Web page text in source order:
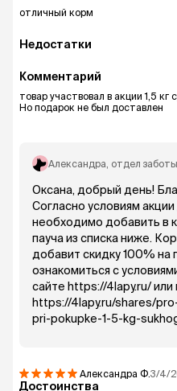
отличный корм
Недостатки
Комментарий
товар участвовал в акции 1,5 кг
Но подарок не был доставлен
Александра , отдел
Оксана, добрый день!
Согласно условиям
необходимо добавить в
пауча из списка ниже.
добавит скидку 100% на
ознакомиться с
сайте https://4lapy.ru/ или
https://4lapy.ru/shares/
pri-pokupke-1-5-kg-
Александра Ф. 3/4/
Достоинства